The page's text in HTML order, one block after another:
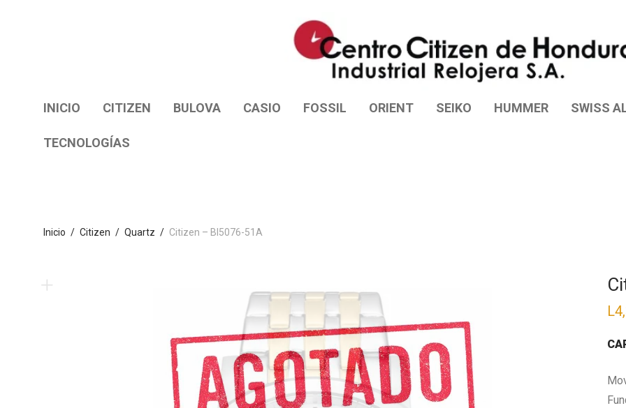
INICIO CITIZEN BULOVA CASIO FOSSIL ORIENT SEIKO HUMMER SWISS
TECNOLOGÍAS
Inicio / Citizen / Quartz / Citizen – BI5076-51A
L